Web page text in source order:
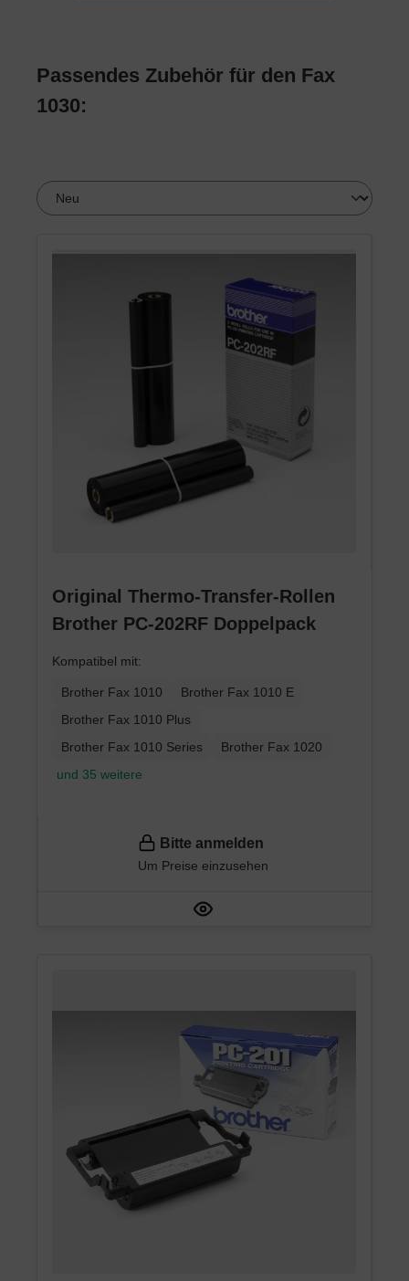
Passendes Zubehör für den Fax
1030:
Original Thermo-Transfer-Rollen
Brother PC-202RF Doppelpack
Kompatibel mit:
Brother Fax 1010
Brother Fax 1010 E
Brother Fax 1010 Plus
Brother Fax 1010 Series
Brother Fax 1020
und 35 weitere
Bitte anmelden
Um Preise einzusehen